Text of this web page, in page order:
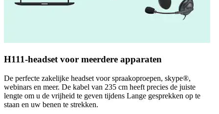
H111-headset voor meerdere apparaten
De perfecte zakelijke headset voor spraakoproepen, skype®,
webinars en meer. De kabel van 235 cm heeft precies de juiste
lengte om u de vrijheid te geven tijdens Lange gesprekken op te
staan en uw benen te strekken.